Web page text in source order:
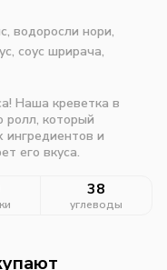
водоросли нори,
соус шрирача,
Наша креветка в
ролл, который
и
его вкуса.
38
углеводы